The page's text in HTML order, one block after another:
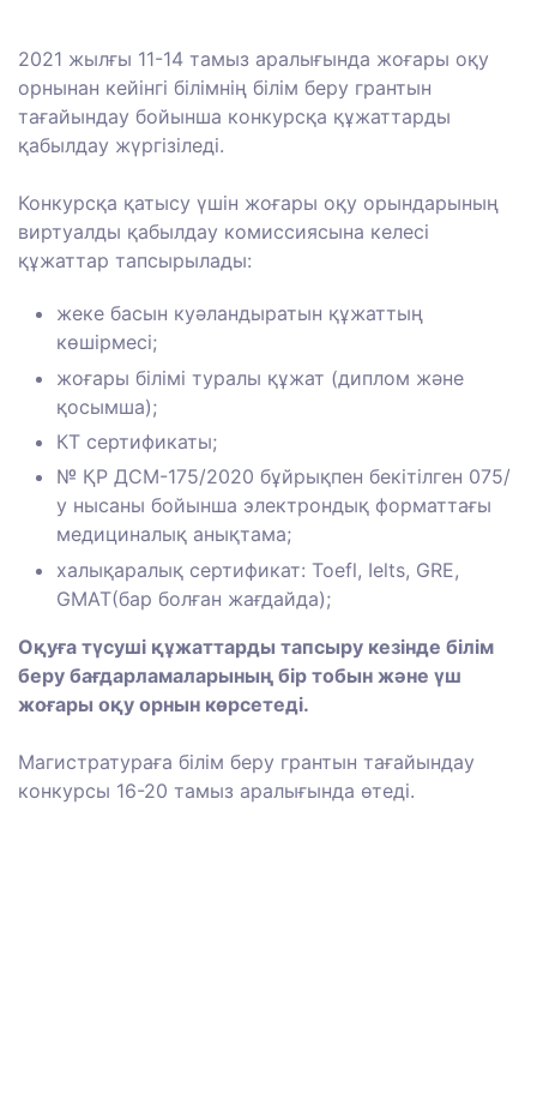
2021 жылғы 11-14 тамыз аралығында жоғары оқу
орнынан кейінгі білімнің білім беру грантын
тағайындау бойынша конкурсқа құжаттарды
қабылдау жүргізіледі.
Конкурсқа қатысу үшін жоғары оқу орындарының
виртуалды қабылдау комиссиясына келесі
құжаттар тапсырылады:
жеке басын куәландыратын құжаттың
көшірмесі;
жоғары білімі туралы құжат (диплом және
қосымша);
КТ сертификаты;
№ ҚР ДСМ-175/2020 бұйрықпен бекітілген 075/
у нысаны бойынша электрондық форматтағы
медициналық анықтама;
халықаралық сертификат: Toefl, Ielts, GRE,
GMAT(бар болған жағдайда);
Оқуға түсуші құжаттарды тапсыру кезінде білім
беру бағдарламаларының бір тобын және үш
жоғары оқу орнын көрсетеді.
Магистратураға білім беру грантын тағайындау
конкурсы 16-20 тамыз аралығында өтеді.